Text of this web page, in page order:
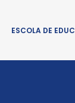
ESCOLA DE